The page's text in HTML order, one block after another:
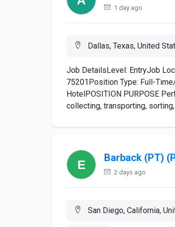
1 day ago
Dallas, Texas, United
Job DetailsLevel: EntryJob
75201Position Type: Full-
HotelPOSITION PURPOSE
collecting, transporting,
Barback (PT)
2 days ago
San Diego, California,